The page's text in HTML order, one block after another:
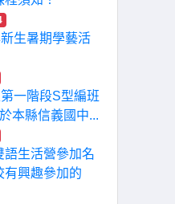
生暑期學藝活
一階段S型編班
本縣信義國中...
語生活營參加名
有興趣參加的